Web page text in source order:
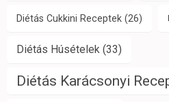
Diétás Cukkini Receptek (26)
Diétás Húsételek (33)
Diétás Karácsonyi